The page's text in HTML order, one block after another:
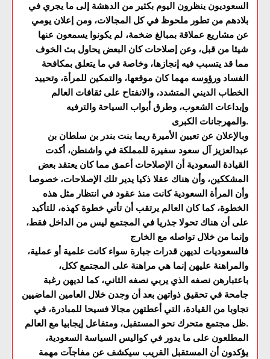
السعوديون ينظرون اليوم بكثير من الدهشة إلى ما يجري في
بلادهم من تطور ملحوظ في كل المجالات، ومن إعلان يومي
عن مشاريع عملاقة بمبالغ ضخمة، لم يكونوا يسمعون عنها
شيئا من قبل، وعن إصلاحات كان البعض يحاول بث الخوف
مما قد يتسبب فيه إنجازها، وخاصة في ما يتعلق بمكافحة
الفساد ورؤوسه مهما كان موقعها، والتمكين للمرأة، وتحييد
الخطاب الديني المتشدد، والانفتاح على ثقافات العالم
وإبداعات الشعوب، وطرق أبواب السياحة والترفيه
والمهرجانات الكبرى.
وبالإعلان عن تعيين الأميرة ريما بنت بندر بن سلطان بن
عبدالعزيز آل سعود سفيرة للمملكة في واشنطن، أكدت
القيادة السعودية أن الإصلاحات أعمق مما كان يعتقد بعض
المشككين، وأن هناك عقلا ذكيا يدير تلك الإصلاحات، خصوصا
وأن المرأة السعودية كانت منذ عقود في انتظار مثل هذه
الخطوة، كما كان العالم يرتقب أن تأتي خطوة كهذه، للتأكيد
على أن هناك تحولا جذريا في المجتمع ليس من الداخل فقط،
وإنما من خلال تواصله مع الخارج
فالسعوديات لديهن قدرات جبارة سواء كانت علمية أو عملية،
والمراهنة عليهن إنما هي مراهنة على المجتمع ككل،
باعتبارهن نصفه الذي يربي نصفه الثاني، كما لديهن رغبة
جامحة في تحقيق ذواتهن بعد أن وجدن خلال العامين الماضيين
تجاوبا من القيادة، التي أعطتهن مجالا فسيحا للمبادرة، في
ظل مجتمع متحرك نحو المستقبل، ومتفاعل إيجابيا مع العالم.
المطلعون على ما يدور في كواليس السياسة السعودية،
يؤكدون أن المستقبل القريب سيكشف عن مفاجآت مهمة